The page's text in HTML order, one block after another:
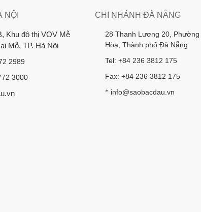
NỘI
Khu đô thị VOV Mễ
Mỗ, TP. Hà Nội
2989
3000
CHI NHÁNH ĐÀ NẴNG
28 Thanh Lương 20, Phường
Hòa, Thành phố Đà Nẵng
Tel: +84 236 3812 175
Fax: +84 236 3812 175
* info@saobacdau.vn